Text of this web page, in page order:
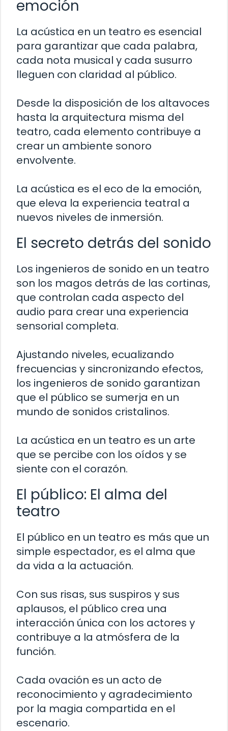
emoción
La acústica en un teatro es esencial
para garantizar que cada palabra,
cada nota musical y cada susurro
lleguen con claridad al público.
Desde la disposición de los altavoces
hasta la arquitectura misma del
teatro, cada elemento contribuye a
crear un ambiente sonoro
envolvente.
La acústica es el eco de la emoción,
que eleva la experiencia teatral a
nuevos niveles de inmersión.
El secreto detrás del sonido
Los ingenieros de sonido en un teatro
son los magos detrás de las cortinas,
que controlan cada aspecto del
audio para crear una experiencia
sensorial completa.
Ajustando niveles, ecualizando
frecuencias y sincronizando efectos,
los ingenieros de sonido garantizan
que el público se sumerja en un
mundo de sonidos cristalinos.
La acústica en un teatro es un arte
que se percibe con los oídos y se
siente con el corazón.
El público: El alma del
teatro
El público en un teatro es más que un
simple espectador, es el alma que
da vida a la actuación.
Con sus risas, sus suspiros y sus
aplausos, el público crea una
interacción única con los actores y
contribuye a la atmósfera de la
función.
Cada ovación es un acto de
reconocimiento y agradecimiento
por la magia compartida en el
escenario.